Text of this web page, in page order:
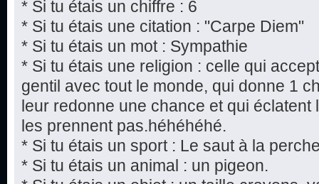
* Si tu étais un chiffre : 6
* Si tu étais une citation : "Carpe Diem"
* Si tu étais un mot : Sympathie
* Si tu étais une religion : celle qui
gentil avec tout le monde, qui donne 1
leur redonne une chance et qui
les prennent pas.héhéhéhé.
* Si tu étais un sport : Le saut à la
* Si tu étais un animal : un pigeon.